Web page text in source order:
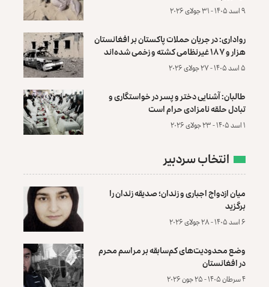
۹ اسد ۱۴۰۵ - ۳۱ جولای ۲۰۲۶
رواداری: در جریان حملات پاکستان بر افغانستان
هزار و ۱۸۷ غیرنظامی کشته و زخمی شده‌اند
۵ اسد ۱۴۰۵ - ۲۷ جولای ۲۰۲۶
طالبان: آشنایی دختر و پسر در خواستگاری و
تبادل حلقه نامزادی حرام است
۱ اسد ۱۴۰۵ - ۲۳ جولای ۲۰۲۶
انتخاب سردبیر
میان ازدواج اجباری و زندان؛ صدیقه زندان را
برگزید
۶ اسد ۱۴۰۵ - ۲۸ جولای ۲۰۲۶
وضع محدودیت‌های کم‌سابقه بر مراسم محرم
در افغانستان
۴ سرطان ۱۴۰۵ - ۲۵ جون ۲۰۲۶